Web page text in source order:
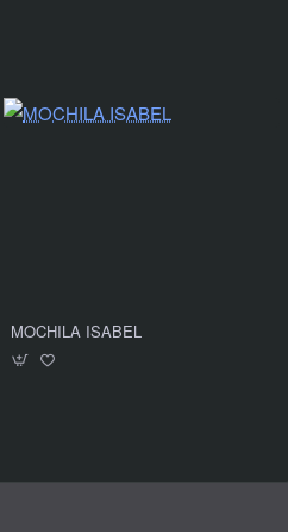
MOCHILA ISABEL